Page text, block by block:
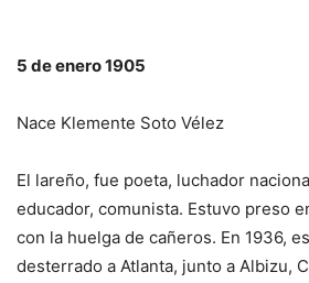
5 de enero 1905
Nace Klemente Soto Vélez
El lareño, fue poeta, luchador
educador, comunista. Estuvo preso
con la huelga de cañeros. En 1936,
desterrado a Atlanta, junto a Albizu,